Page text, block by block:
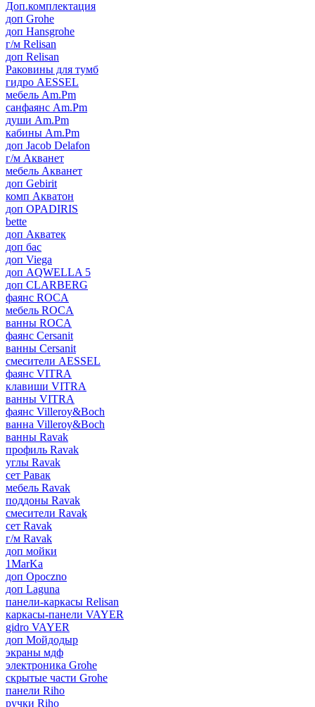
Доп.комплектация
доп Grohe
доп Hansgrohe
г/м Relisan
доп Relisan
Раковины для тумб
гидро AESSEL
мебель Am.Pm
санфаянс Am.Pm
души Am.Pm
кабины Am.Pm
доп Jacob Delafon
г/м Акванет
мебель Акванет
доп Gebirit
комп Акватон
доп OPADIRIS
bette
доп Акватек
доп бас
доп Viega
доп AQWELLA 5
доп CLARBERG
фаянс ROCA
мебель ROCA
ванны ROCA
фаянс Cersanit
ванны Cersanit
смесители AESSEL
фаянс VITRA
клавиши VITRA
ванны VITRA
фаянс Villeroy&Boch
ванна Villeroy&Boch
ванны Ravak
профиль Ravak
углы Ravak
сет Равак
мебель Ravak
поддоны Ravak
смесители Ravak
сет Ravak
г/м Ravak
доп мойки
1MarKa
доп Opoczno
доп Laguna
панели-каркасы Relisan
каркасы-панели VAYER
gidro VAYER
доп Мойдодыр
экраны мдф
электроника Grohe
скрытые части Grohe
панели Riho
ручки Riho